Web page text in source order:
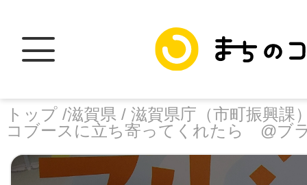
トップ /滋賀県 / 滋賀県庁（市町振興課
コブースに立ち寄ってくれたら @ブ
トップ